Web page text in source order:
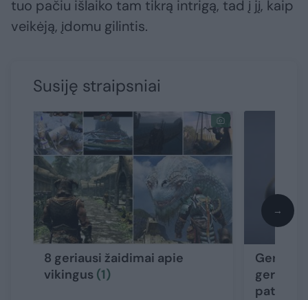
tuo pačiu išlaiko tam tikrą intrigą, tad į jį, kaip
veikėją, įdomu gilintis.
Susiję straipsniai
8 geriausi žaidimai apie
vikingus (1)
Gera
patogų
→